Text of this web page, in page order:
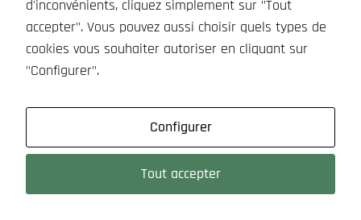
BOUTIQUE (À VENIR)
OUTILS
5 RUE SANTEUIL, 44000 NANTES - SIRET : 898 896 998 00017 -
CONTACT@BRUNET-MONIE.COM
d'inconvénients, cliquez simplement sur "Tout
accepter". Vous pouvez aussi choisir quels types de
cookies vous souhaiter autoriser en cliquant sur
"Configurer".
Configurer
Tout accepter
Obligatoire
optionnels
et
contribuent
fonctions